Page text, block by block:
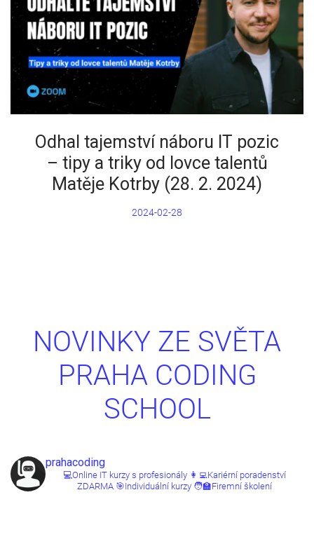
Odhal tajemství náboru IT pozic
– tipy a triky od lovce talentů
Matěje Kotrby (28. 2. 2024)
2024-02-28
NOVINKY ZE SVĚTA
PRAHA CODING
SCHOOL
prahacoding
💻Online IT kurzy s profesionály 👩‍💻Kariérní poradenství
ZDARMA 🎯Individuální kurzy 🧑‍🏫Firemní školení